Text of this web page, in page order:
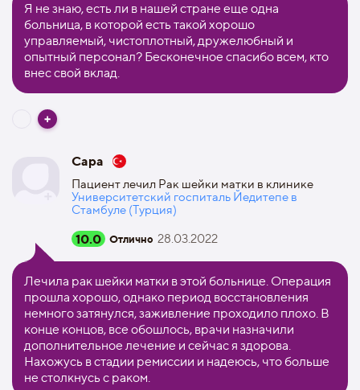
Я не знаю, есть ли в нашей стране еще одна
больница, в которой есть такой хорошо
управляемый, чистоплотный, дружелюбный и
опытный персонал? Бесконечное спасибо всем, кто
внес свой вклад.
Сара
Пациент лечил Рак шейки матки в клинике
Университетский госпиталь Йедитепе в
Стамбуле (Турция)
10.0 Отлично 28.03.2022
Лечила рак шейки матки в этой больнице. Операция
прошла хорошо, однако период восстановления
немного затянулся, заживление проходило плохо. В
конце концов, все обошлось, врачи назначили
дополнительное лечение и сейчас я здорова.
Нахожусь в стадии ремиссии и надеюсь, что больше
не столкнусь с раком.